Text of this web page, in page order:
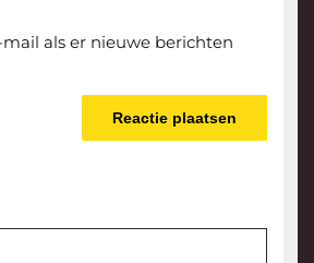
als er nieuwe berichten